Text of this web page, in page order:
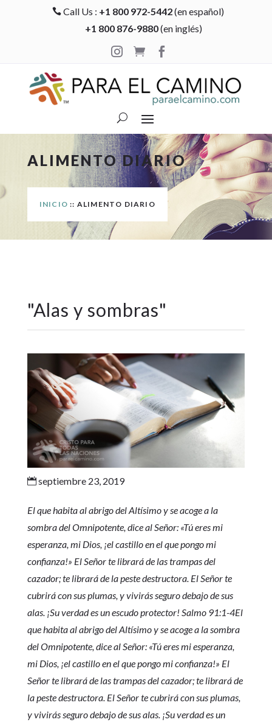
 Call Us : +1 800 972-5442(en español)
+1 800 876-9880(en inglés)

 
ALIMENTO DIARIO
INICIO :: ALIMENTO DIARIO
"Alas y sombras"
septiembre 23, 2019
El que habita al abrigo del Altísimo y se acoge a la
sombra del Omnipotente, dice al Señor: «Tú eres mi
esperanza, mi Dios, ¡el castillo en el que pongo mi
confianza!» El Señor te librará de las trampas del
cazador; te librará de la peste destructora. El Señor te
cubrirá con sus plumas, y vivirás seguro debajo de sus
alas. ¡Su verdad es un escudo protector! Salmo 91:1-4El
que habita al abrigo del Altísimo y se acoge a la sombra
del Omnipotente, dice al Señor: «Tú eres mi esperanza,
mi Dios, ¡el castillo en el que pongo mi confianza!» El
Señor te librará de las trampas del cazador; te librará de
la peste destructora. El Señor te cubrirá con sus plumas,
y vivirás seguro debajo de sus alas. ¡Su verdad es un